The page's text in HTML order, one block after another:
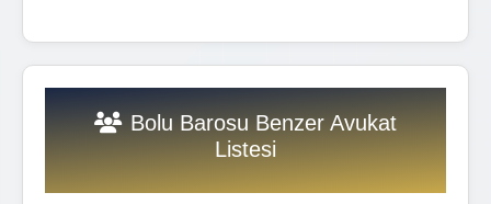
Bolu Barosu Benzer Avukat
Listesi